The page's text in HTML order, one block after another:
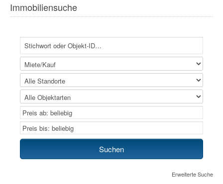
Immobiliensuche
Erweiterte Suche